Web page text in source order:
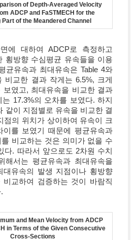
of Depth-Averaged Velocity
ADCP and FaSTMECH for the
Part of the Meandered Channel
에 대하여 ADCP로 측정하고
횡방향 수심평균 유속들을 이용
균유속과 최대유속은 Table 4와
비교한 결과 작게는 6.5%, 크게
보였고, 최대유속을 비교한 결과
17.3%의 오차를 보였다. 하지
같이 지점별로 유속을 비교한 결
점의 위치가 상이하여 유속이 크
이를 보였기 때문에 평균유속과
비교하는 것은 의미가 없을 수
다. 따라서 앞으로도 2차원 수치
해서는 평균유속과 최대유속을
대유속의 발생 지점이나 횡방향
비교하여 검증하는 것이 바람직
and Mean Velocity from ADCP
in Terms of the Given Consecutive
Cross-Sections